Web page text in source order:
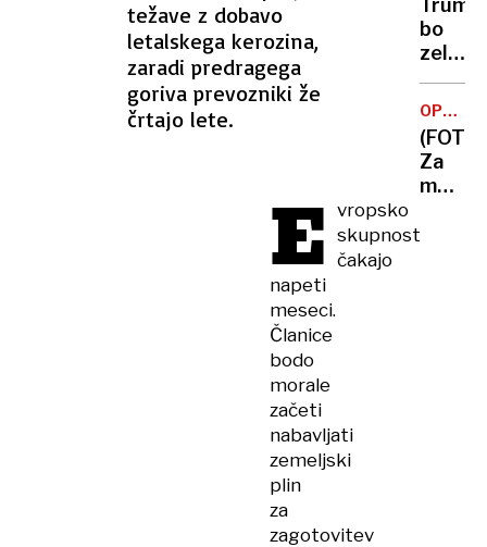
težave z dobavo
letalskega kerozina,
zaradi predragega
goriva prevozniki že
črtajo lete.
E vropsko
skupnost
čakajo
napeti
meseci.
Članice
bodo
morale
začeti
nabavljati
zemeljski
plin
za
zagotovitev
to
storil«
je
past
za
6000
17
jih je
umrlo
Trump
bo
zelo
Izrael
načrt,
(FOTO)
Za